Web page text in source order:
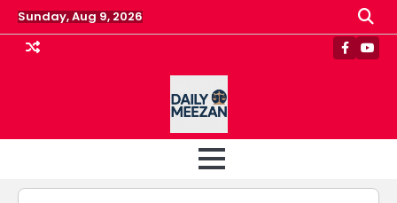
Skip
to
content
Sunday, Aug 9, 2026